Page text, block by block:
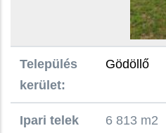
Település
kerület:
Gödöllő
Ipari telek
6 813 m2